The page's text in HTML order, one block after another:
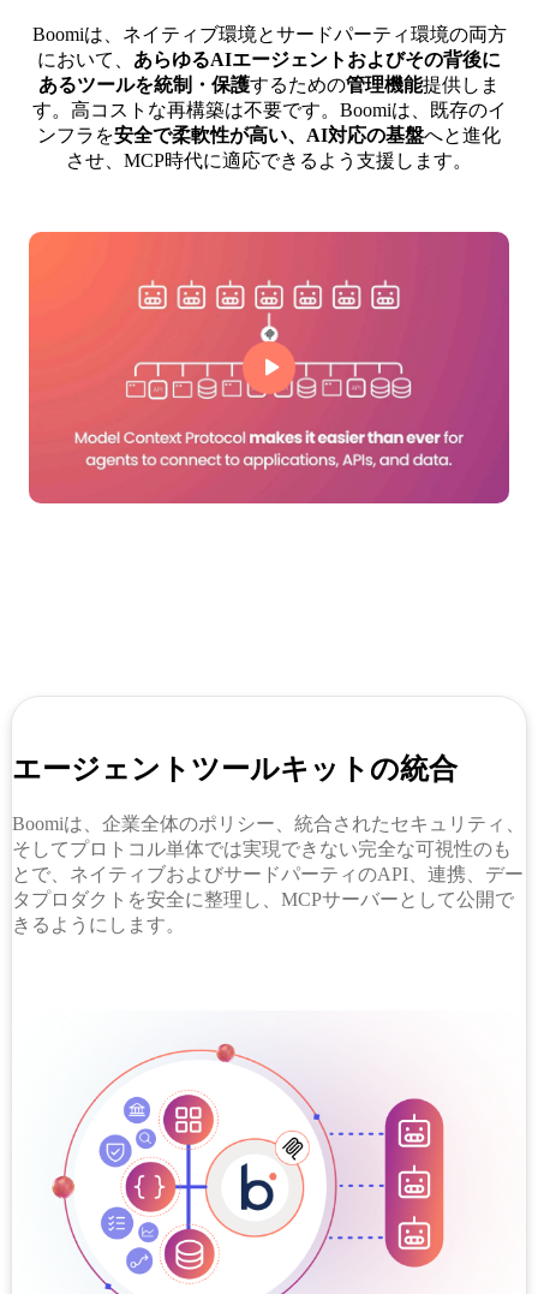
Boomiは、ネイティブ環境とサードパーティ環境の両方
において、 あらゆるAIエージェントおよびその背後に
あるツールを統制・保護するための管理機能提供しま
す。高コストな再構築は不要です。Boomiは、既存のイ
ンフラを安全で柔軟性が高い、AI対応の基盤へと進化
させ、MCP時代に適応できるよう支援します。
エージェントツールキットの統合
Boomiは、企業全体のポリシー、統合されたセキュリティ、
そしてプロトコル単体では実現できない完全な可視性のも
とで、ネイティブおよびサードパーティのAPI、連携、デー
タプロダクトを安全に整理し、MCPサーバーとして公開で
きるようにします。